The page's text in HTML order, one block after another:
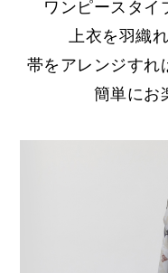
ワンピースタイ
上衣を羽織
帯をアレンジすれ
簡単にお